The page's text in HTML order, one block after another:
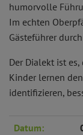
humorvolle
Im echten
Gästeführer
Der Dialekt ist
Kinder lernen
identifizieren,
Datum: